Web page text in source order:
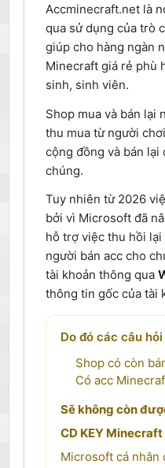
Accminecraft.net là
qua sử dụng của trò
giúp cho hàng ngàn
Minecraft giá rẻ phù
sinh, sinh viên.
Shop mua và bán lại
thu mua từ người
cộng đồng và bán lại
chúng.
Tuy nhiên từ 2026
bởi vì Microsoft đã
hỗ trợ việc thu hồi lại
người bán acc cho
tài khoản thông qua
thông tin gốc của tài
Do đó các câu
Shop có còn
Có acc
Sẽ không còn
CD KEY Minecraft
Microsoft cá nhân